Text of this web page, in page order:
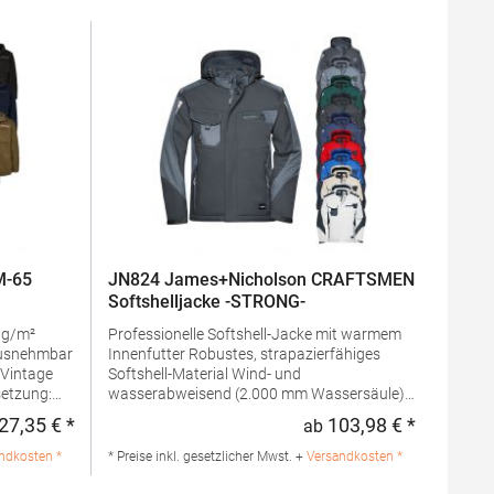
65
+
Regulärer Preis:
€ *
*
JN824 James+Nicholson CRAFTSMEN
Softshelljacke -STRONG-
Professionelle Softshell-Jacke mit warmem
Innenfutter Robustes, strapazierfähiges
Softshell-Material Wind- und
wasserabweisend (2.000 mm Wassersäule)
weichem Fleece Abnehmbare, regulierbare
Regulärer
ab 103,98 € *
* Preise inkl. gesetzlicher Mwst. + Versandkosten *